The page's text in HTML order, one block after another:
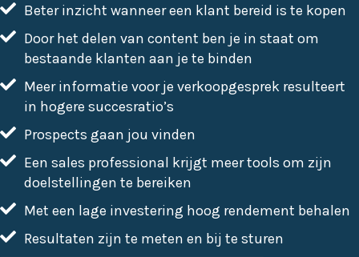
Beter inzicht wanneer een klant bereid is te kopen
Door het delen van content ben je in staat om
bestaande klanten aan je te binden
Meer informatie voor je verkoopgesprek resulteert
in hogere succesratio’s
Prospects gaan jou vinden
Een sales professional krijgt meer tools om zijn
doelstellingen te bereiken
Met een lage investering hoog rendement behalen
Resultaten zijn te meten en bij te sturen